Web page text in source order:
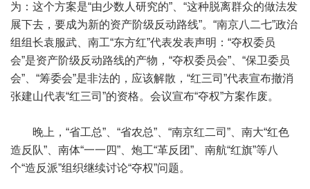
为：这个方案是“由少数人研究的”、“这种脱离群众的做法发
展下去，要成为新的资产阶级反动路线”。“南京八二七”政治
组组长袁服武、南工“东方红”代表发表声明：“夺权委员
会”是资产阶级反动路线的产物，“夺权委员会”、“保卫委员
会”、“筹委会”是非法的，应该解散，“红三司”代表宣布撤消
张建山代表“红三司”的资格。会议宣布“夺权”方案作废。
晚上，“省工总”、“省农总”、“南京红二司”、南大“红色
造反队”、南体“一一四”、炮工“革反团”、南航“红旗”等八
个“造反派”组织继续讨论“夺权”问题。